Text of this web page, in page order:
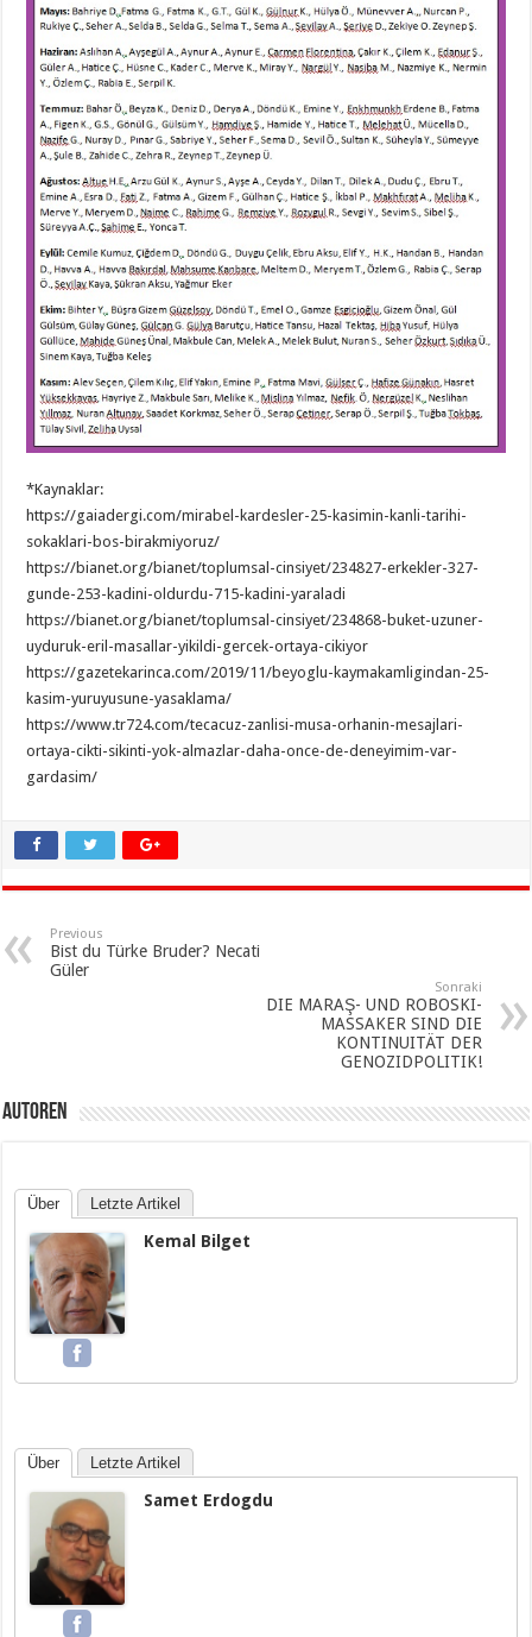
*Kaynaklar:
https://gaiadergi.com/mirabel-kardesler-25-kasimin-kanli-tarihi-
sokaklari-bos-birakmiyoruz/
https://bianet.org/bianet/toplumsal-cinsiyet/234827-erkekler-327-
gunde-253-kadini-oldurdu-715-kadini-yaraladi
https://bianet.org/bianet/toplumsal-cinsiyet/234868-buket-uzuner-
uyduruk-eril-masallar-yikildi-gercek-ortaya-cikiyor
https://gazetekarinca.com/2019/11/beyoglu-kaymakamligindan-25-
kasim-yuruyusune-yasaklama/
https://www.tr724.com/tecacuz-zanlisi-musa-orhanin-mesajlari-
ortaya-cikti-sikinti-yok-almazlar-daha-once-de-deneyimim-var-
gardasim/
Previous
Bist du Türke Bruder? Necati
Güler
Sonraki
DIE MARAŞ- UND ROBOSKI-
MASSAKER SIND DIE
KONTINUITÄT DER
GENOZIDPOLITIK!
Autoren
Über Letzte Artikel
Kemal Bilget
Über Letzte Artikel
Samet Erdogdu